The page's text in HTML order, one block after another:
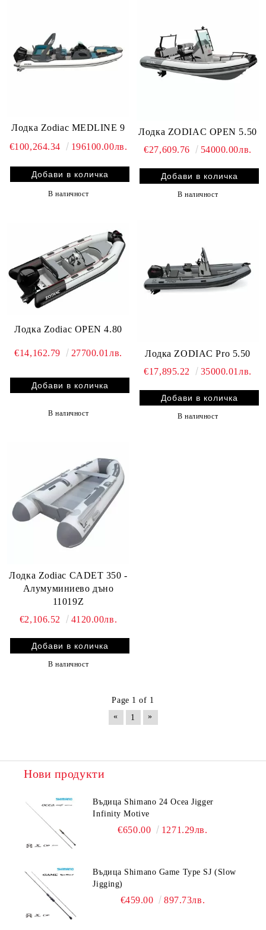
Лодка Zodiac MEDLINE 9
€100,264.34
196100.00лв.
В наличност
Лодка ZODIAC OPEN 5.50
€27,609.76
54000.00лв.
В наличност
Лодка Zodiac OPEN 4.80
€14,162.79 27700.01лв.
В наличност
Лодка ZODIAC Pro 5.50
€17,895.22
35000.01лв.
В наличност
Лодка Zodiac CADET 350 -
Алумуминиево дъно
11019Z
€2,106.52
4120.00лв.
В наличност
Page 1 of 1
«
1 »
Нови продукти
Въдица Shimano 24 Ocea Jigger
Infinity Motive
€650.00 1271.29лв.
Въдица Shimano Game Type SJ (Slow
Jigging)
€459.00 897.73лв.